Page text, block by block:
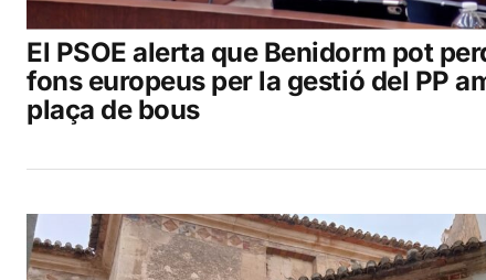
El PSOE alerta que Benidorm pot
fons europeus per la gestió del PP
plaça de bous